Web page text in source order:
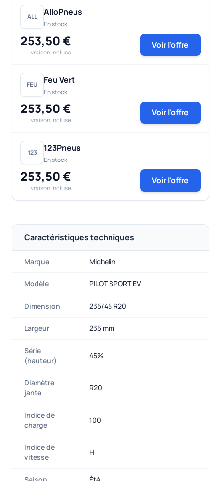
ALL AlloPneus
En stock
253,50 €
Livraison incluse
Voir l'offre
FEU Feu Vert
En stock
253,50 €
Livraison incluse
Voir l'offre
123 123Pneus
En stock
253,50 €
Livraison incluse
Voir l'offre
Caractéristiques techniques
Marque Michelin
Modèle PILOT SPORT EV
Dimension 235/45 R20
Largeur 235 mm
Série
(hauteur)
45%
Diamètre
jante
R20
Indice de
charge
100
Indice de
vitesse
H